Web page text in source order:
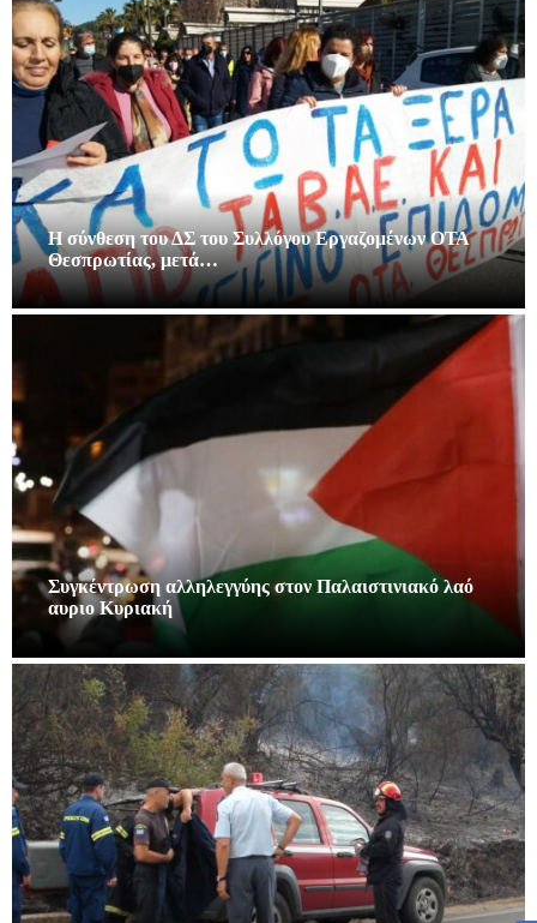
Η σύνθεση του ΔΣ του Συλλόγου Εργαζομένων ΟΤΑ
Θεσπρωτίας, μετά…
Συγκέντρωση αλληλεγγύης στον Παλαιστινιακό λαό
αυριο Κυριακή